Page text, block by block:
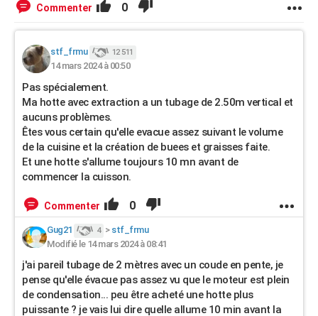
Commenter 0
stf_frmu 12 511
14 mars 2024 à 00:50
Pas spécialement.
Ma hotte avec extraction a un tubage de 2.50m vertical et
aucuns problèmes.
Êtes vous certain qu'elle evacue assez suivant le volume
de la cuisine et la création de buees et graisses faite.
Et une hotte s'allume toujours 10 mn avant de
commencer la cuisson.
Commenter 0
Gug21 4 > stf_frmu
Modifié le 14 mars 2024 à 08:41
j'ai pareil tubage de 2 mètres avec un coude en pente, je
pense qu'elle évacue pas assez vu que le moteur est plein
de condensation... peu être acheté une hotte plus
puissante ? je vais lui dire quelle allume 10 min avant la